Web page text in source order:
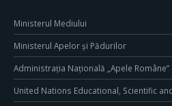
Ministerul Mediului
Ministerul Apelor și Pădurilor
Administrația Națională „Apele Române”
United Nations Educational, Scientific